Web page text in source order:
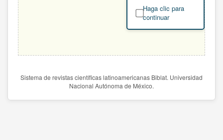
Haga clic para
continuar
Sistema de revistas científicas latinoamericanas Biblat. Universidad
Nacional Autónoma de México.